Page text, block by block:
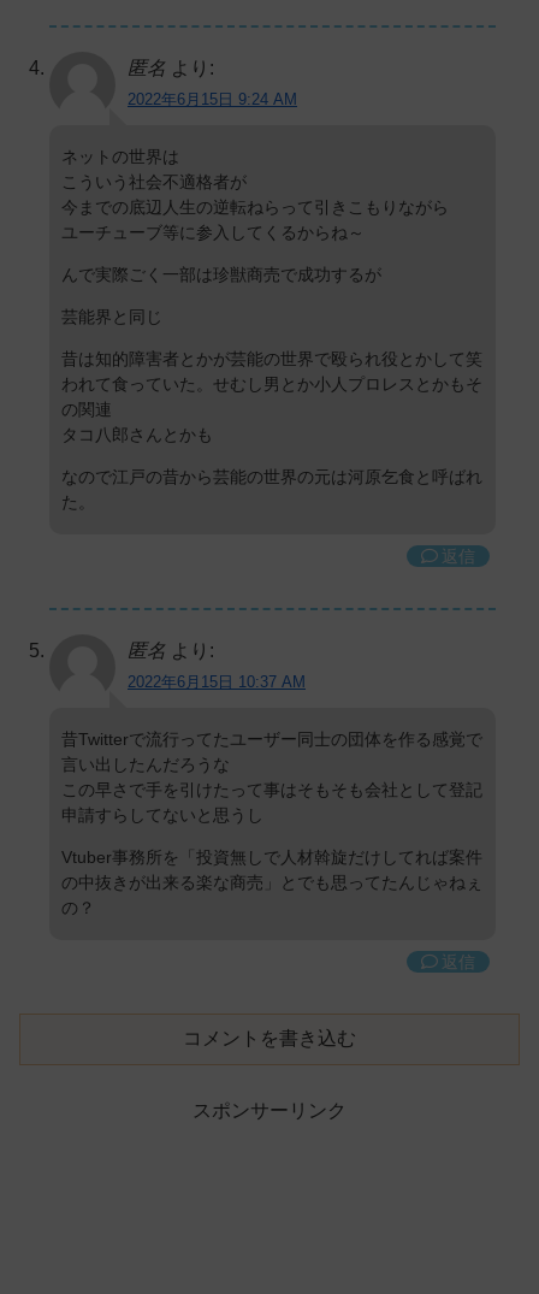
匿名 より:
2022年6月15日 9:24 AM
ネットの世界は
こういう社会不適格者が
今までの底辺人生の逆転ねらって引きこもりながら
ユーチューブ等に参入してくるからね～
んで実際ごく一部は珍獣商売で成功するが
芸能界と同じ
昔は知的障害者とかが芸能の世界で殴られ役とかして笑
われて食っていた。せむし男とか小人プロレスとかもそ
の関連
タコ八郎さんとかも
なので江戸の昔から芸能の世界の元は河原乞食と呼ばれ
た。
返信
匿名 より:
2022年6月15日 10:37 AM
昔Twitterで流行ってたユーザー同士の団体を作る感覚で
言い出したんだろうな
この早さで手を引けたって事はそもそも会社として登記
申請すらしてないと思うし
Vtuber事務所を「投資無しで人材斡旋だけしてれば案件
の中抜きが出来る楽な商売」とでも思ってたんじゃねぇ
の？
返信
コメントを書き込む
スポンサーリンク